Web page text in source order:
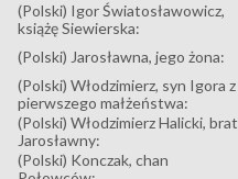
(Polski) Igor Światosławowicz,
książę Siewierska:
(Polski) Jarosławna, jego żona:
(Polski) Włodzimierz, syn Igora z
pierwszego małżeństwa:
(Polski) Włodzimierz Halicki, brat
Jarosławny:
(Polski) Konczak, chan